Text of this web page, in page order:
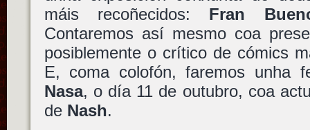
máis recoñecidos: Fran
Contaremos así mesmo coa
posiblemente o crítico de cómics
E, coma colofón, faremos unha
Nasa, o día 11 de outubro, coa
de Nash.